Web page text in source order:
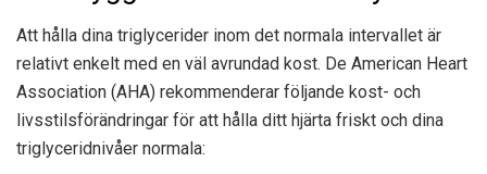
Att hålla dina triglycerider inom det normala intervallet är
relativt enkelt med en väl avrundad kost. De American Heart
Association (AHA) rekommenderar följande kost- och
livsstilsförändringar för att hålla ditt hjärta friskt och dina
triglyceridnivåer normala: